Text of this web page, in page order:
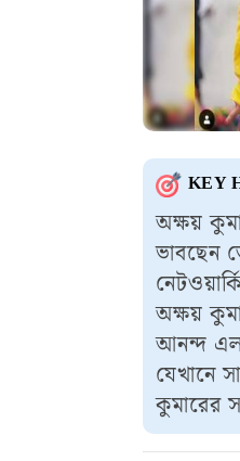
KEY
অক্ষয়
ভাবছেন
অক্ষয়
আনন্দ এল
যেখানে
কুমারের